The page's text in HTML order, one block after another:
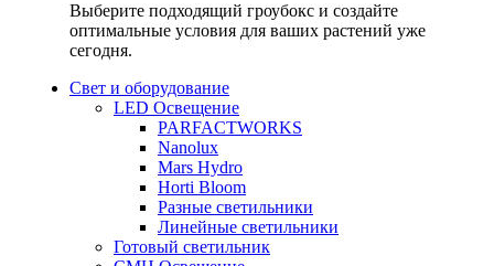
Выберите подходящий гроубокс и создайте
оптимальные условия для ваших растений уже
сегодня.
Свет и оборудование
LED Освещение
PARFACTWORKS
Nanolux
Mars Hydro
Horti Bloom
Разные светильники
Линейные светильники
Готовый светильник